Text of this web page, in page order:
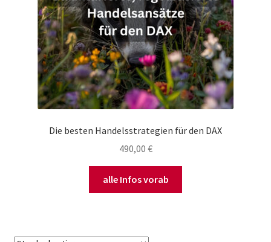
Die besten Handelsstrategien für den DAX
490,00 €
alle Infos vorab